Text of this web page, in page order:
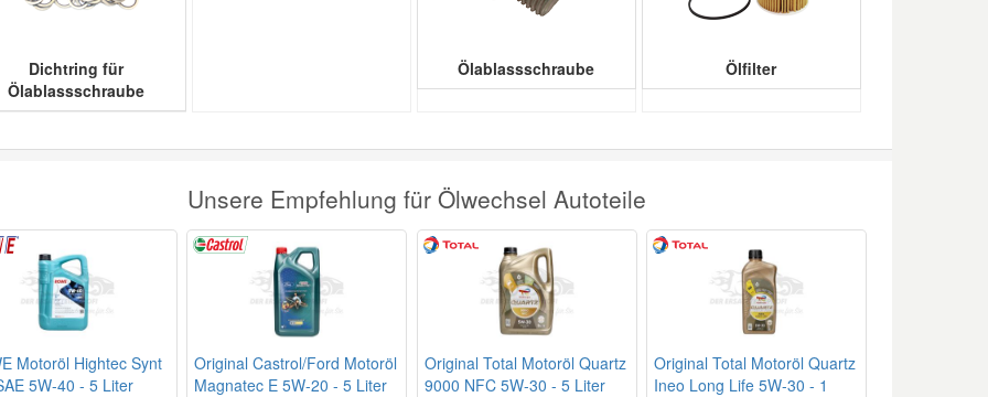
Dichtring für
Ölablassschraube
Ölablassschraube Ölfilter
Unsere Empfehlung für Ölwechsel Autoteile
Motoröl Hightec Synt
5W-40 - 5 Liter
Original Castrol/Ford Motoröl
Magnatec E 5W-20 - 5 Liter
Original Total Motoröl Quartz
9000 NFC 5W-30 - 5 Liter
Original Total Motoröl Quartz
Ineo Long Life 5W-30 - 1